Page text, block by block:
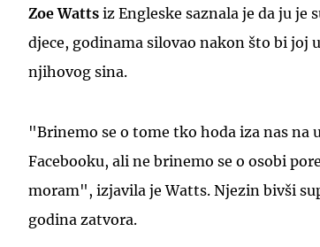
Zoe Watts iz Engleske saznala je da ju je
djece, godinama silovao nakon što bi joj
njihovog sina.
"Brinemo se o tome tko hoda iza nas
Facebooku, ali ne brinemo se o osobi
moram", izjavila je Watts. Njezin bivši
godina zatvora.